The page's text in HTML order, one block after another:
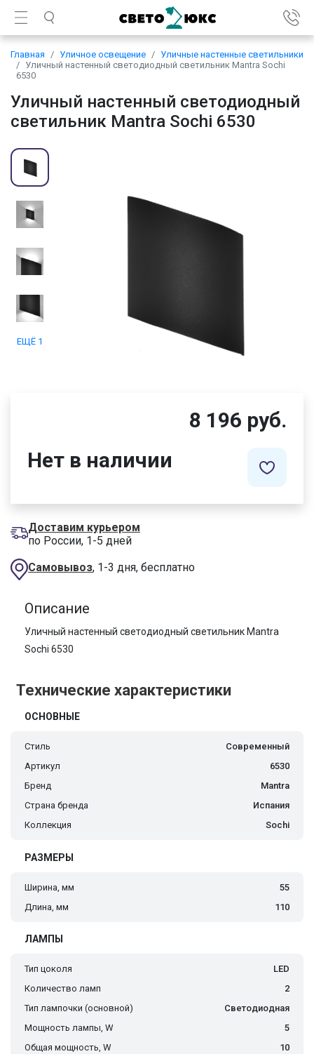
Главная Уличное освещение
Уличные настенные светильники
Уличный настенный светодиодный светильник Mantra Sochi
6530
Уличный настенный светодиодный
светильник Mantra Sochi 6530
ЕЩЁ 1
8 196 руб.
Нет в наличии
Доставим курьером
по России, 1-5 дней
Самовывоз, 1-3 дня, бесплатно
Описание
Уличный настенный светодиодный светильник Mantra
Sochi 6530
Технические характеристики
ОСНОВНЫЕ
Стиль
Современный
Артикул
6530
Бренд
Mantra
Страна бренда
Испания
Коллекция
Sochi
РАЗМЕРЫ
Ширина, мм
55
Длина, мм
110
ЛАМПЫ
Тип цоколя
LED
Количество ламп
2
Тип лампочки (основной)
Светодиодная
Мощность лампы, W
5
Общая мощность, W
10